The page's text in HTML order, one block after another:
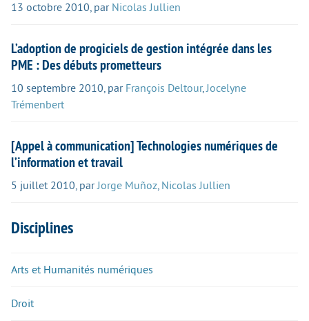
13 octobre 2010, par Nicolas Jullien
L’adoption de progiciels de gestion intégrée dans les
PME : Des débuts prometteurs
10 septembre 2010, par François Deltour,Jocelyne
Trémenbert
[Appel à communication] Technologies numériques de
l’information et travail
5 juillet 2010, parJorge Muñoz, Nicolas Jullien
Disciplines
Arts et Humanités numériques
Droit